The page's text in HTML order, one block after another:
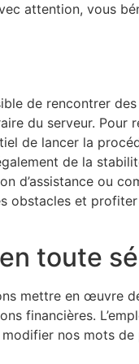
attention, vous
de rencontrer
du serveur. Pour
de lancer la
de la
d’assistance ou
obstacles et
toute
mettre en œuvre
financières.
nos mots